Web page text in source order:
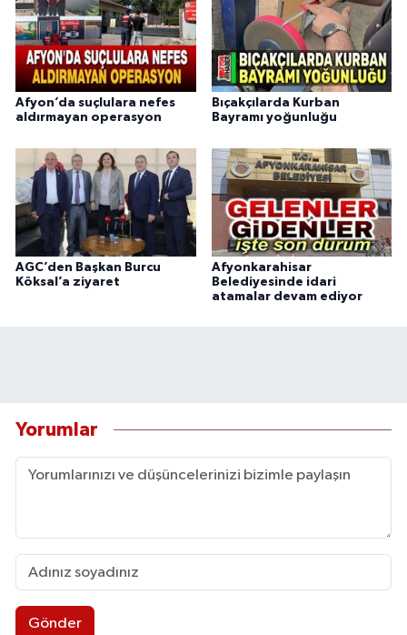
Afyon’da suçlulara nefes
aldırmayan operasyon
Bıçakçılarda Kurban
Bayramı yoğunluğu
AGC’den Başkan Burcu
Köksal’a ziyaret
Afyonkarahisar
Belediyesinde idari
atamalar devam ediyor
Yorumlar
Gönder